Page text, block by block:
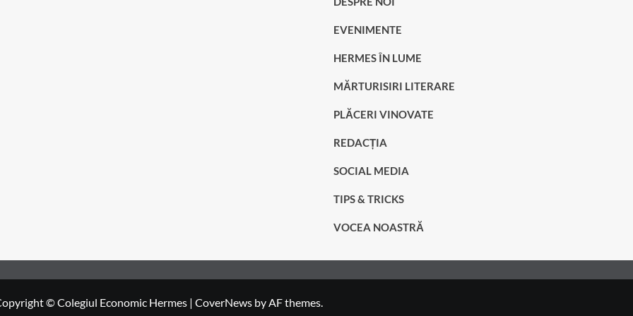
EVENIMENTE
HERMES ÎN LUME
MĂRTURISIRI LITERARE
PLĂCERI VINOVATE
REDACȚIA
SOCIAL MEDIA
TIPS & TRICKS
VOCEA NOASTRĂ
© Colegiul Economic Hermes | CoverNewsby AF themes.